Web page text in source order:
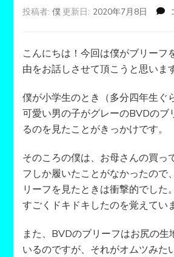
投稿者:僕 更新日: 2020年7月8日
こんにちは！今回は僕がブリーフ
由をお話しさせて頂こうと思います
僕が小学生のとき（多分四年生ぐ
可愛い男の子がグレーのBVDのブ
るのを見たことがきっかけです。
そのころの僕は、お母さんの買っ
フしか履いたことがなかったので
リーフを見たときは衝撃的でした
すごくドキドキしたのを覚えてい
また、BVDのブリーフはお尻の生
いるのですが、それがオムツみた